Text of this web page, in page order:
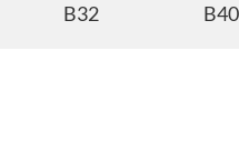
B32 B40